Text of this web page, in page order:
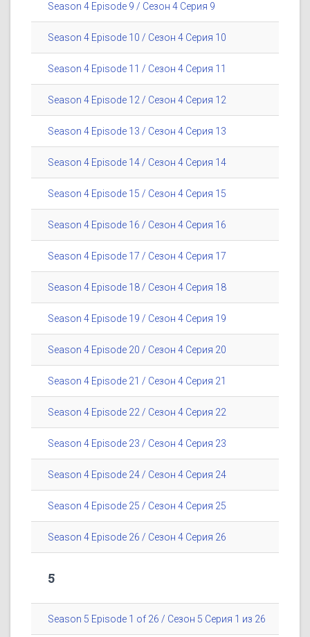
Season 4 Episode 9 / Сезон 4 Серия 9
Season 4 Episode 10 / Сезон 4 Серия 10
Season 4 Episode 11 / Сезон 4 Серия 11
Season 4 Episode 12 / Сезон 4 Серия 12
Season 4 Episode 13 / Сезон 4 Серия 13
Season 4 Episode 14 / Сезон 4 Серия 14
Season 4 Episode 15 / Сезон 4 Серия 15
Season 4 Episode 16 / Сезон 4 Серия 16
Season 4 Episode 17 / Сезон 4 Серия 17
Season 4 Episode 18 / Сезон 4 Серия 18
Season 4 Episode 19 / Сезон 4 Серия 19
Season 4 Episode 20 / Сезон 4 Серия 20
Season 4 Episode 21 / Сезон 4 Серия 21
Season 4 Episode 22 / Сезон 4 Серия 22
Season 4 Episode 23 / Сезон 4 Серия 23
Season 4 Episode 24 / Сезон 4 Серия 24
Season 4 Episode 25 / Сезон 4 Серия 25
Season 4 Episode 26 / Сезон 4 Серия 26
5
Season 5 Episode 1 of 26 / Сезон 5 Серия 1 из 26